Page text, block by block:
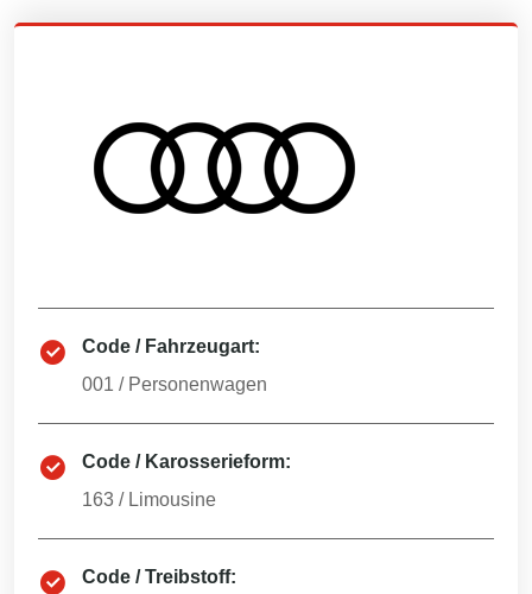
Code / Fahrzeugart:
001 / Personenwagen
Code / Karosserieform:
163 / Limousine
Code / Treibstoff: